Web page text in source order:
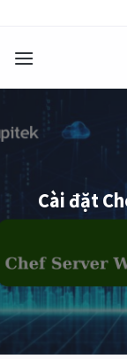
content
Cài đặt